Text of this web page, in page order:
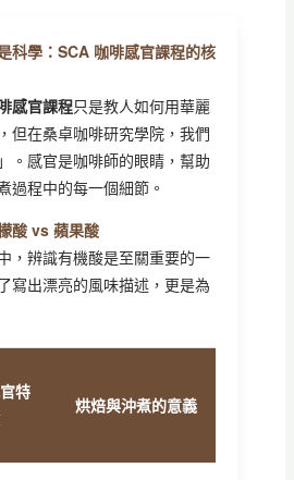
科學：SCA 咖啡感官課程的核
感官課程只是教人如何用華麗
但在桑卓咖啡研究學院，我們
。感官是咖啡師的眼睛，幫助
過程中的每一個細節。
酸 vs 蘋果酸
，辨識有機酸是至關重要的一
寫出漂亮的風味描述，更是為
特
烘焙與沖煮的意義